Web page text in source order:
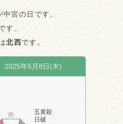
宮の日です。
す。
北西です。
2025年5月8日(木)
五黄殺
日破
南